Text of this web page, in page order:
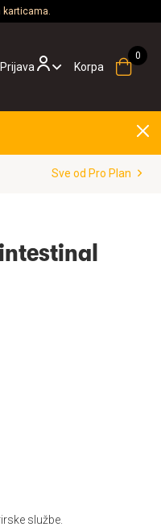
karticama.
Prijava Korpa
Sve od Pro Plan
službe.